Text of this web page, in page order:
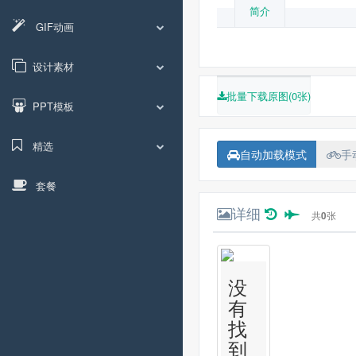
GIF动画
设计素材
PPT模板
精选
套餐
简介
批量下载原图(0张)
自动加载模式 手
详细 共0张
没
有
找
到